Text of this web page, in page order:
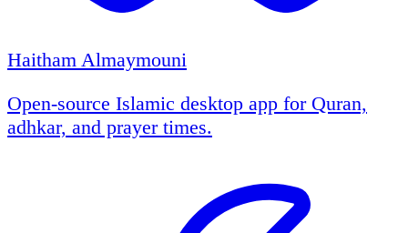
Haitham Almaymouni
Open-source Islamic desktop app for Quran,
adhkar, and prayer times.